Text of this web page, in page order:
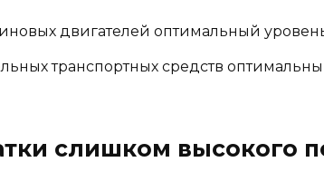
двигателей оптимальный
транспортных средств
слишком высокого